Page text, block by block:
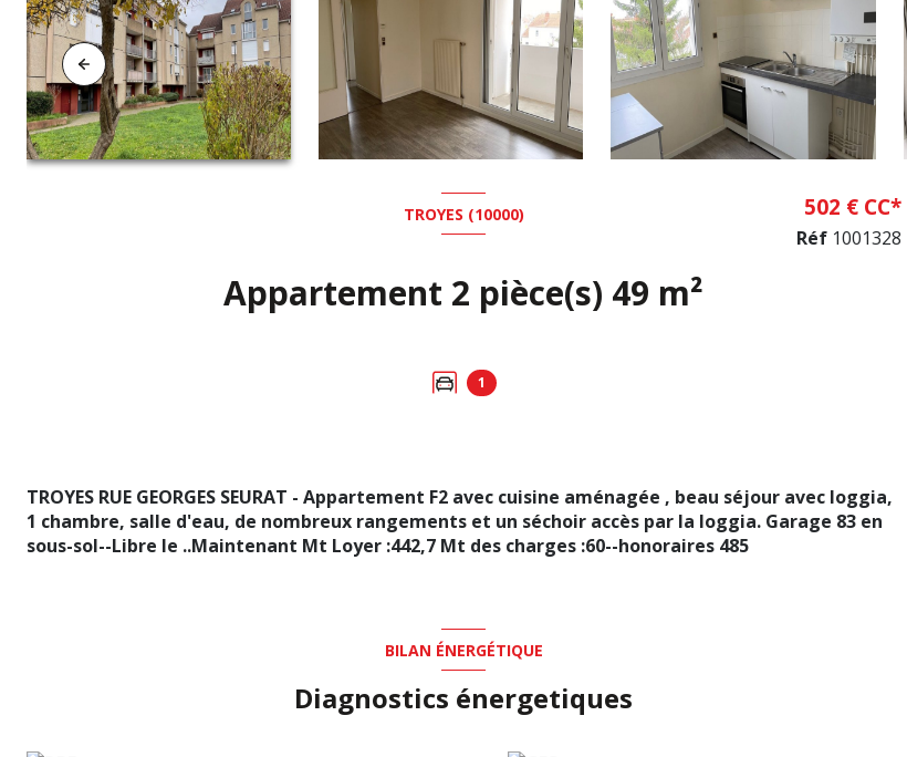
TROYES (10000)
Appartement 2 pièce(s) 49 m²
1
502 € CC*
Réf 1001328
TROYES RUE GEORGES SEURAT - Appartement F2 avec cuisine aménagée , beau séjour avec loggia,
1 chambre, salle d'eau, de nombreux rangements et un séchoir accès par la loggia. Garage 83 en
sous-sol--Libre le ..Maintenant Mt Loyer :442,7 Mt des charges :60--honoraires 485
BILAN ÉNERGÉTIQUE
Diagnostics énergetiques